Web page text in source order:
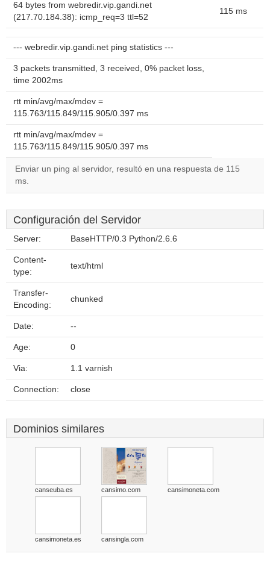
64 bytes from webredir.vip.gandi.net
(217.70.184.38): icmp_req=3 ttl=52
115 ms
--- webredir.vip.gandi.net ping statistics ---
3 packets transmitted, 3 received, 0% packet loss,
time 2002ms
rtt min/avg/max/mdev =
115.763/115.849/115.905/0.397 ms
rtt min/avg/max/mdev =
115.763/115.849/115.905/0.397 ms
Enviar un ping al servidor, resultó en una respuesta de 115
ms.
Configuración del Servidor
Server: BaseHTTP/0.3 Python/2.6.6
Content-
type:
text/html
Transfer-
Encoding:
chunked
Date: --
Age: 0
Via: 1.1 varnish
Connection: close
Dominios similares
canseuba.es cansimo.com cansimoneta.com
cansimoneta.es cansingla.com